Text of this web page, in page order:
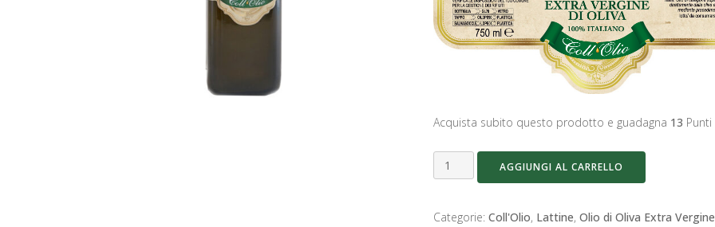
Acquista subito questo prodotto e guadagna 13 Punti
Coll'Olio
linea
mosto
AGGIUNGI AL CARRELLO
Categorie: Coll'Olio, Lattine, Olio di Oliva Extra Vergine